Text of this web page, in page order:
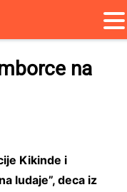
na
Kikinde i
ludaje”, deca iz